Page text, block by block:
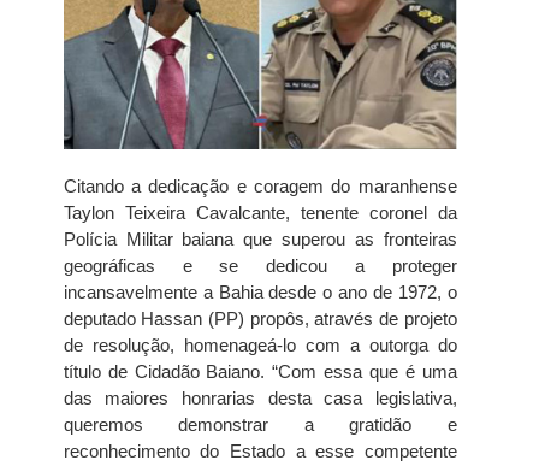
Citando a dedicação e coragem do maranhense
Taylon Teixeira Cavalcante, tenente coronel da
Polícia Militar baiana que superou as fronteiras
geográficas e se dedicou a proteger
incansavelmente a Bahia desde o ano de 1972, o
deputado Hassan (PP) propôs, através de projeto
de resolução, homenageá-lo com a outorga do
título de Cidadão Baiano. “Com essa que é uma
das maiores honrarias desta casa legislativa,
queremos demonstrar a gratidão e
reconhecimento do Estado a esse competente